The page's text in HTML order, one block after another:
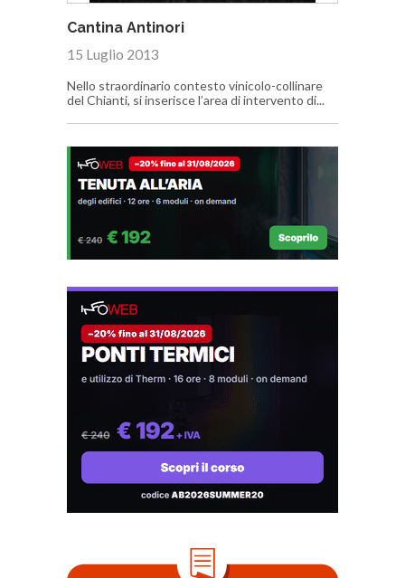
Cantina Antinori
15 Luglio 2013
Nello straordinario contesto vinicolo-collinare
del Chianti, si inserisce l’area di intervento di...